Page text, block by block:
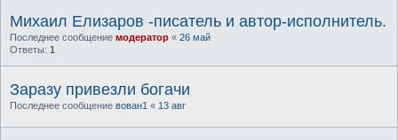
Михаил Елизаров -писатель и автор-исполнитель.
Последнее сообщение модератор « 26 май
Ответы: 1
Заразу привезли богачи
Последнее сообщение вован1 « 13 авг